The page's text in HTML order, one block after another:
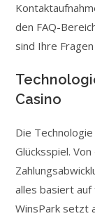
den FAQ-
sind Ihre
Casino
Die
Glücksspiel.
alles basiert
WinsPark setzt